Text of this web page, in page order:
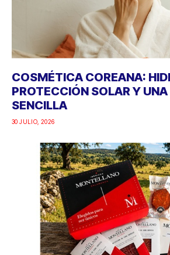
COSMÉTICA COREANA:
PROTECCIÓN SOLAR Y
SENCILLA
30 JULIO, 2026